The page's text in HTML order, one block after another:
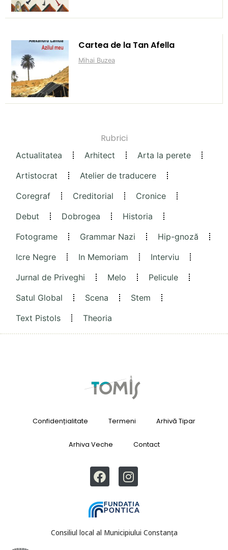
Cartea de la Tan Afella
Mihai Buzea
Rubrici
Actualitatea Arhitect
Arta la perete
Artistocrat
Atelier de traducere
Coregraf
Creditorial
Cronice
Debut
Dobrogea
Historia
Fotograme
Grammar Nazi
Hip-gnoză
Icre Negre
In Memoriam
Interviu
Jurnal de Priveghi
Melo
Pelicule
Satul Global
Scena
Stem
Text Pistols
Theoria
Confidențialitate Termeni Arhivă Tipar
Arhiva Veche Contact
Consiliul local al Municipiului Constanța